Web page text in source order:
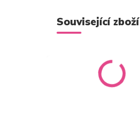
Související zboží